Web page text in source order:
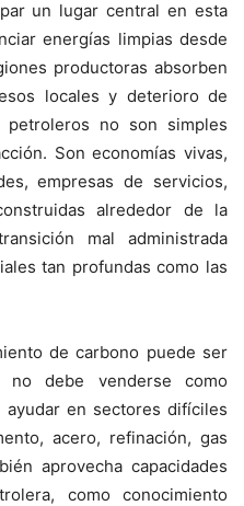
un lugar central en esta
energías limpias desde
productoras absorben
locales y deterioro de
petroleros no son simples
Son economías vivas,
empresas de servicios,
alrededor de la
mal administrada
tan profundas como las
de carbono puede ser
debe venderse como
ayudar en sectores difíciles
acero, refinación, gas
aprovecha capacidades
como conocimiento